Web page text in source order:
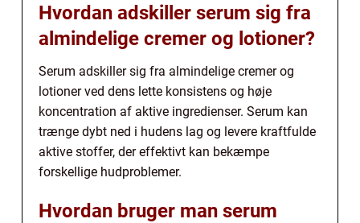
Hvordan adskiller serum sig fra
almindelige cremer og lotioner?
Serum adskiller sig fra almindelige cremer og
lotioner ved dens lette konsistens og høje
koncentration af aktive ingredienser. Serum kan
trænge dybt ned i hudens lag og levere kraftfulde
aktive stoffer, der effektivt kan bekæmpe
forskellige hudproblemer.
Hvordan bruger man serum